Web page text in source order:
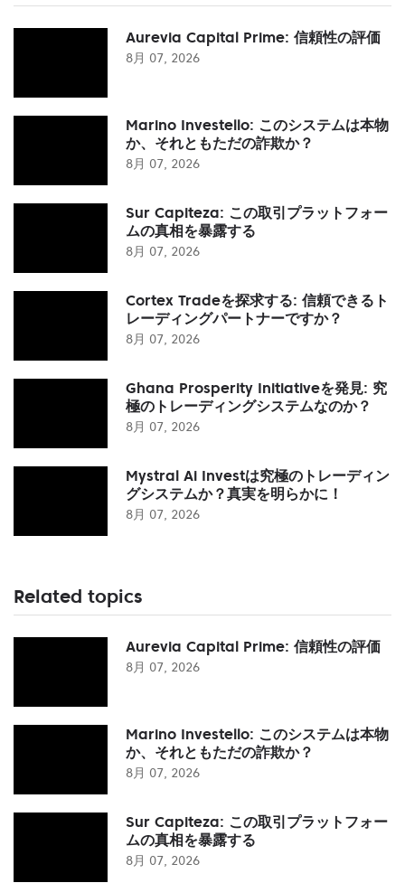
Aurevia Capital Prime: 信頼性の評価
8月 07, 2026
Marino Investello: このシステムは本物
か、それともただの詐欺か？
8月 07, 2026
Sur Capiteza: この取引プラットフォー
ムの真相を暴露する
8月 07, 2026
Cortex Tradeを探求する: 信頼できるト
レーディングパートナーですか？
8月 07, 2026
Ghana Prosperity Initiativeを発見: 究
極のトレーディングシステムなのか？
8月 07, 2026
Mystral Ai Investは究極のトレーディン
グシステムか？真実を明らかに！
8月 07, 2026
Related topics
Aurevia Capital Prime: 信頼性の評価
8月 07, 2026
Marino Investello: このシステムは本物
か、それともただの詐欺か？
8月 07, 2026
Sur Capiteza: この取引プラットフォー
ムの真相を暴露する
8月 07, 2026